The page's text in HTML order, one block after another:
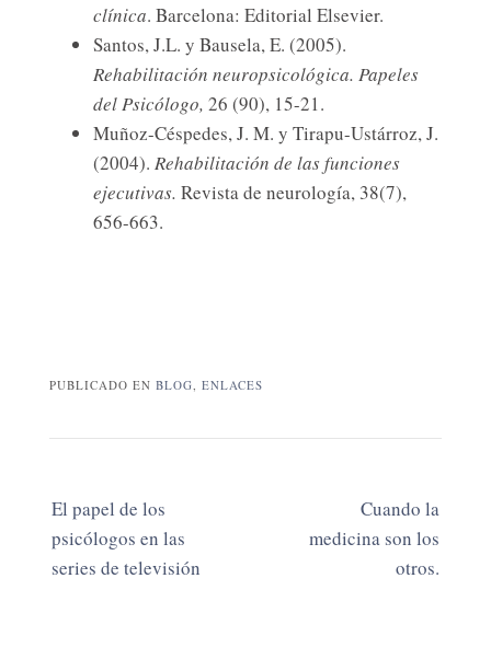
clínica. Barcelona: Editorial Elsevier.
Santos, J.L. y Bausela, E. (2005).
Rehabilitación neuropsicológica. Papeles
del Psicólogo, 26 (90), 15-21.
Muñoz-Céspedes, J. M. y Tirapu-Ustárroz, J.
(2004). Rehabilitación de las funciones
ejecutivas. Revista de neurología, 38(7),
656-663.
PUBLICADO EN BLOG ENLACES
Navegación
las
El papel de los
psicólogos en las
series de televisión
Cuando la
medicina son los
otros.